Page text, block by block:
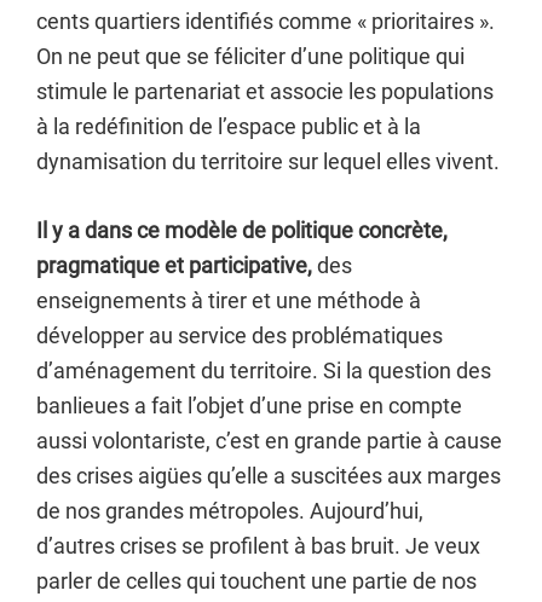
cents quartiers identifiés comme « prioritaires ».
On ne peut que se féliciter d’une politique qui
stimule le partenariat et associe les populations
à la redéfinition de l’espace public et à la
dynamisation du territoire sur lequel elles vivent.
Il y a dans ce modèle de politique concrète,
pragmatique et participative,des
enseignements à tirer et une méthode à
développer au service des problématiques
d’aménagement du territoire. Si la question des
banlieues a fait l’objet d’une prise en compte
aussi volontariste, c’est en grande partie à cause
des crises aigües qu’elle a suscitées aux marges
de nos grandes métropoles. Aujourd’hui,
d’autres crises se profilent à bas bruit. Je veux
parler de celles qui touchent une partie de nos